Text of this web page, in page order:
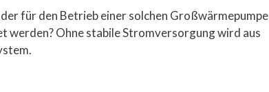
für den Betrieb einer solchen Großwärmepumpe
werden? Ohne stabile Stromversorgung wird aus